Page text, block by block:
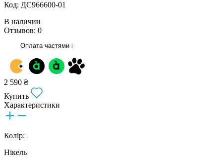
Код: ДС966600-01
В наличии
Отзывов: 0
Оплата частями i
2 590 ₴
Купить
Характеристики
Колір:
Нікель